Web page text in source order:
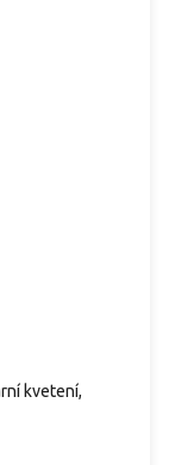
kvetení,